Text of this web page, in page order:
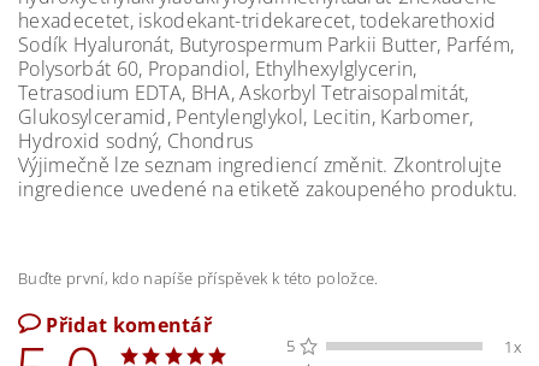
hexadecetet, iskodekant-tridekarecet, todekarethoxid
Sodík Hyaluronát, Butyrospermum Parkii Butter, Parfém,
Polysorbát 60, Propandiol, Ethylhexylglycerin,
Tetrasodium EDTA, BHA, Askorbyl Tetraisopalmitát,
Glukosylceramid, Pentylenglykol, Lecitin, Karbomer,
Hydroxid sodný, Chondrus
Výjimečně lze seznam ingrediencí změnit. Zkontrolujte
ingredience uvedené na etiketě zakoupeného produktu.
Buďte první, kdo napíše příspěvek k této položce.
Přidat komentář
5
1x